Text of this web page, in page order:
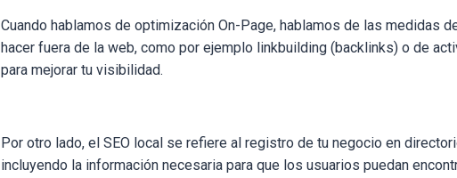
Cuando hablamos de optimización On-Page, hablamos de las medidas
hacer fuera de la web, como por ejemplo linkbuilding (backlinks) o de
para mejorar tu visibilidad.
Por otro lado, el SEO local se refiere al registro de tu negocio en
incluyendo la información necesaria para que los usuarios puedan